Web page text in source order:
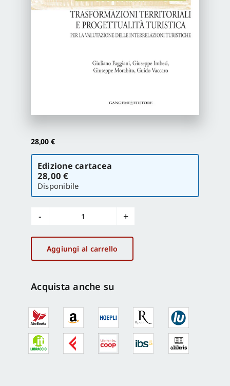
Proposte di pubblicazione
28,00 €
Scegli
versione
Edizione cartacea
28,00 €
Disponibile
Trasformazioni
territoriali
e
progettualità
quantità
Aggiungi al carrello
Acquista anche su